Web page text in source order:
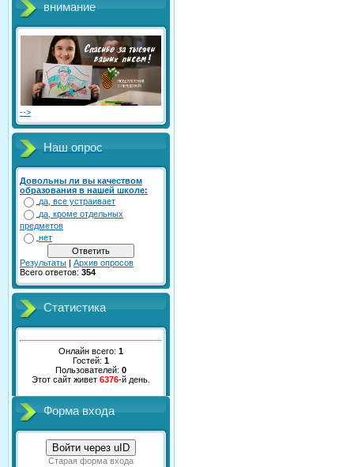
внимание
-->
Наш опрос
Довольны ли вы качеством
образования в нашей школе:
да, все устраивает
да, кроме отдельных
предметов
нет
Результаты | Архив опросов
Всего ответов: 354
Статистика
Онлайн всего: 1
Гостей: 1
Пользователей: 0
Этот сайт живет 6376-й день.
Форма входа
Войти через uID
Старая форма входа